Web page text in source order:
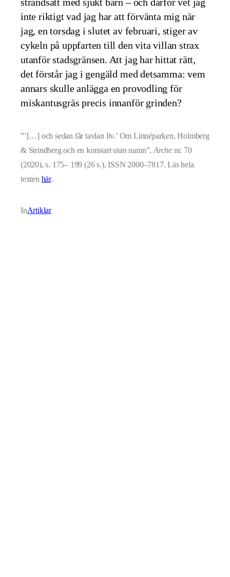
strandsatt med sjukt barn – och därför vet jag
inte riktigt vad jag har att förvänta mig när
jag, en torsdag i slutet av februari, stiger av
cykeln på uppfarten till den vita villan strax
utanför stadsgränsen. Att jag har hittat rätt,
det förstår jag i gengäld med detsamma: vem
annars skulle anlägga en provodling för
miskantusgräs precis innanför grinden?
”’[…] och sedan får tavlan liv.’ Om Linnéparken, Holmberg
& Strindberg och en konstart utan namn”,Arche nr. 70
(2020), s. 175– 199 (26 s.), ISSN 2000–7817. Läs hela
texten här.
InArtiklar